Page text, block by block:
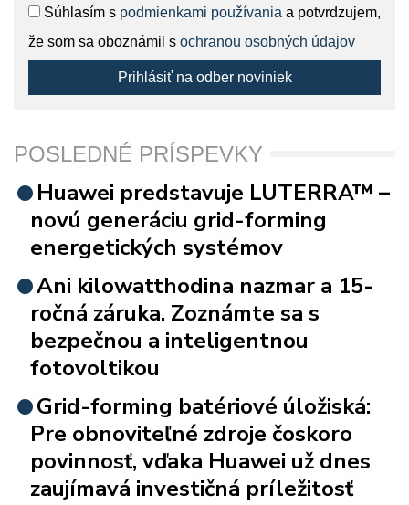
Súhlasím s podmienkami používania a potvrdzujem,
že som sa oboznámil s ochranou osobných údajov
Prihlásiť na odber noviniek
POSLEDNÉ PRÍSPEVKY
Huawei predstavuje LUTERRA™ –
novú generáciu grid-forming
energetických systémov
Ani kilowatthodina nazmar a 15-
ročná záruka. Zoznámte sa s
bezpečnou a inteligentnou
fotovoltikou
Grid-forming batériové úložiská:
Pre obnoviteľné zdroje čoskoro
povinnosť, vďaka Huawei už dnes
zaujímavá investičná príležitosť